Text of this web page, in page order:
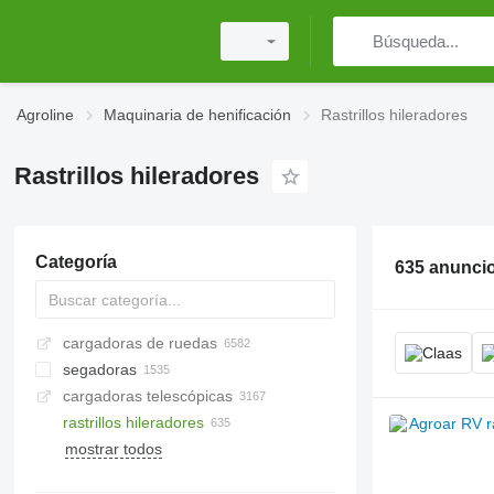
Agroline Maquinaria de henificación Rastrillos hileradores
Rastrillos hileradores
Categoría
cargadoras de ruedas
segadoras
segadoras rotativas
segadoras acondicionadoras
desbrozadoras de arcén
cargadoras telescópicas
rastrillos hileradores
mostrar todos
635